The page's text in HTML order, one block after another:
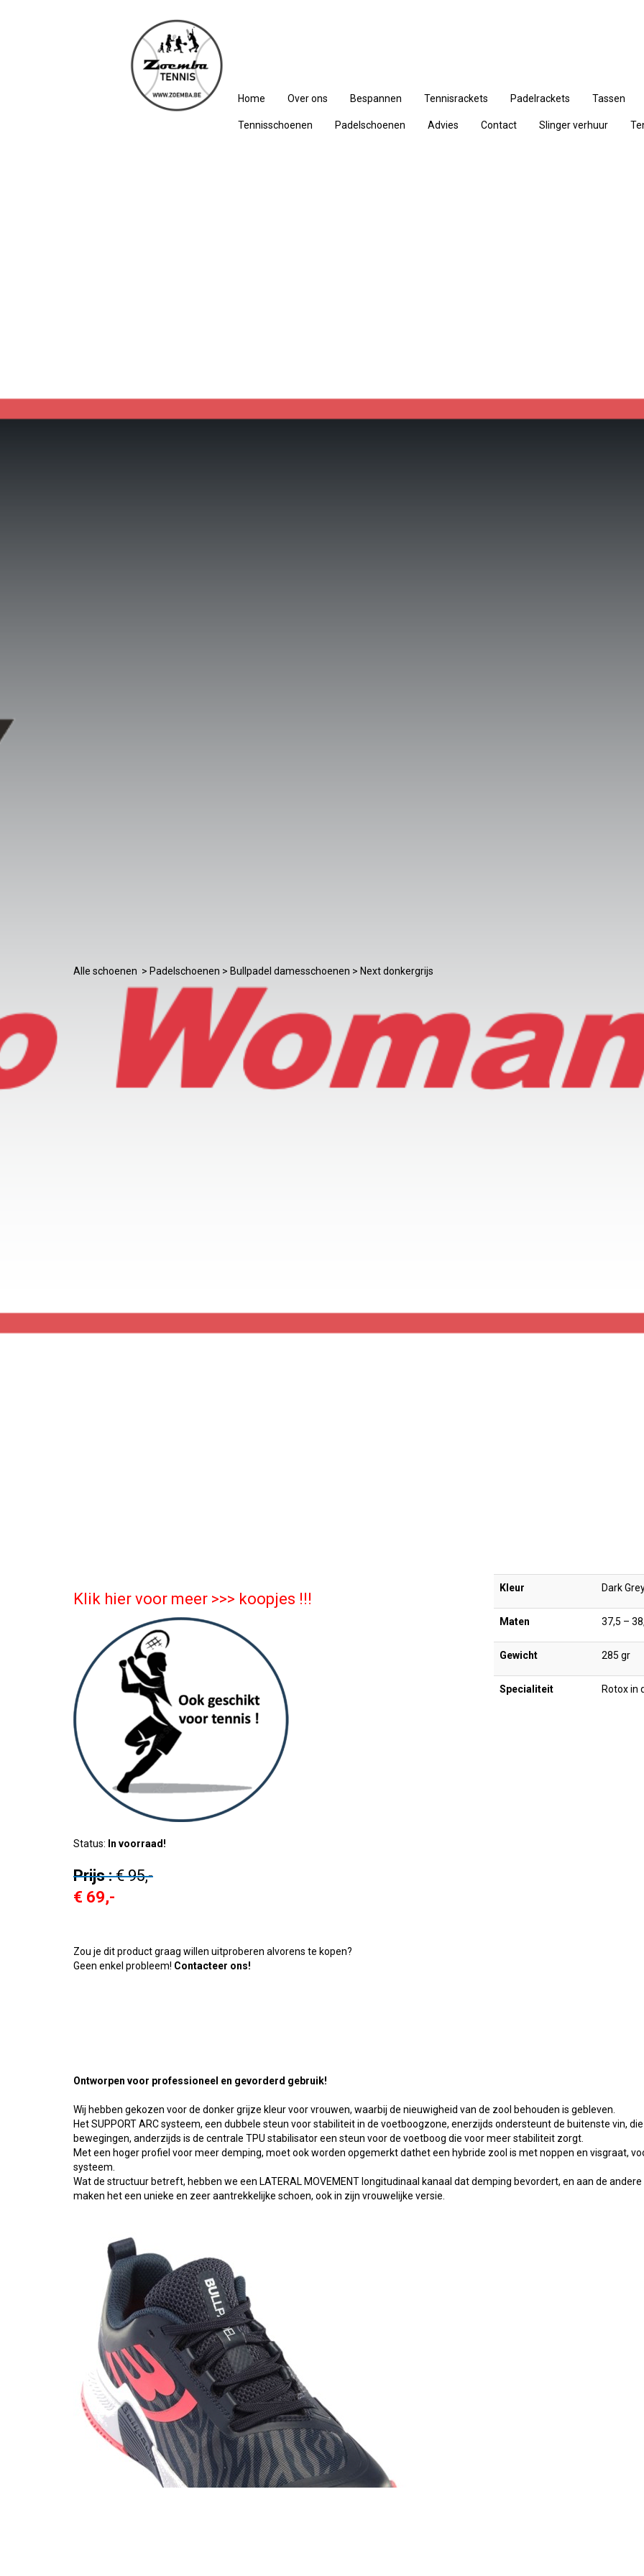
Home Over ons Bespannen Tennisrackets Padelrackets Tassen
Tennisschoenen Padelschoenen Advies Contact Slinger verhuur
Alle schoenen > Padelschoenen > Bullpadel damesschoenen > Next donkergrijs
Klik hier voor meer >>> koopjes !!!
Status: In voorraad!
Prijs :€ 95,-
€ 69,-
Zou je dit product graag willen uitproberen alvorens te kopen?
Geen enkel probleem! Contacteer ons!
Kleur Dark
Maten 37,5 –
Gewicht 285 gr
Specialiteit Rotox in
Ontworpen voor professioneel en gevorderd gebruik!
Wij hebben gekozen voor de donker grijze kleur voor vrouwen, waarbij de nieuwigheid van de zool behouden is gebleven.
Het SUPPORT ARC systeem, een dubbele steun voor stabiliteit in de voetboogzone, enerzijds ondersteunt de buitenste vin,
bewegingen, anderzijds is de centrale TPU stabilisator een steun voor de voetboog die voor meer stabiliteit zorgt.
Met een hoger profiel voor meer demping, moet ook worden opgemerkt dathet een hybride zool is met noppen en visgraat,
systeem.
Wat de structuur betreft, hebben we een LATERAL MOVEMENT longitudinaal kanaal dat demping bevordert, en aan de
maken het een unieke en zeer aantrekkelijke schoen, ook in zijn vrouwelijke versie.